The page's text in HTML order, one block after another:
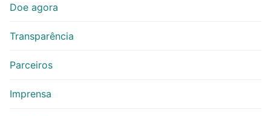
Doe agora
Transparência
Parceiros
Imprensa